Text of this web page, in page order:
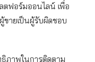
ฟอร์มออนไลน์ เพื่อ
ขายเป็นผู้รับผิดชอบ
ภาพในการติดตาม